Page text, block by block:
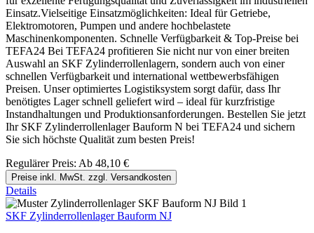
Einsatz.Vielseitige Einsatzmöglichkeiten: Ideal für Getriebe,
Elektromotoren, Pumpen und andere hochbelastete
Maschinenkomponenten. Schnelle Verfügbarkeit & Top-Preise bei
TEFA24 Bei TEFA24 profitieren Sie nicht nur von einer breiten
Auswahl an SKF Zylinderrollenlagern, sondern auch von einer
schnellen Verfügbarkeit und international wettbewerbsfähigen
Preisen. Unser optimiertes Logistiksystem sorgt dafür, dass Ihr
benötigtes Lager schnell geliefert wird – ideal für kurzfristige
Instandhaltungen und Produktionsanforderungen. Bestellen Sie jetzt
Ihr SKF Zylinderrollenlager Bauform N bei TEFA24 und sichern
Sie sich höchste Qualität zum besten Preis!
Regulärer Preis: Ab 48,10 €
Preise inkl. MwSt. zzgl. Versandkosten
Details
SKF Zylinderrollenlager Bauform NJ